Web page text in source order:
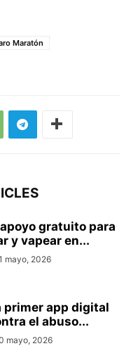
Maratón
gratuito para
y vapear en...
mayo, 2026
primer app digital
el abuso...
mayo, 2026